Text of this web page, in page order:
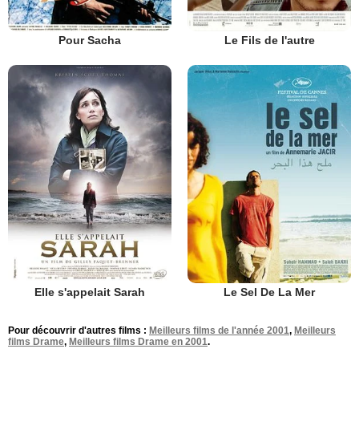
Pour Sacha Le Fils de l'autre
Elle s'appelait Sarah Le Sel De La Mer
Pour découvrir d'autres films : Meilleurs films de l'année 2001, Meilleurs
films Drame, Meilleurs films Drame en 2001.